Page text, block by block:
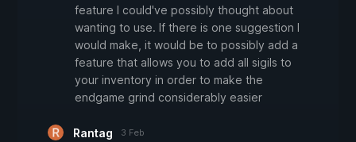
feature I could've possibly thought about
wanting to use. If there is one suggestion I
would make, it would be to possibly add a
feature that allows you to add all sigils to
your inventory in order to make the
endgame grind considerably easier
Rantag 3 Feb